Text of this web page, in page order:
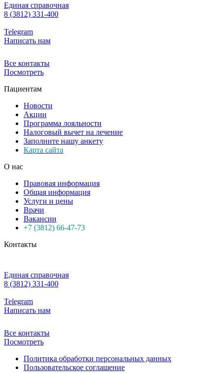
Единая справочная
8 (3812) 331-400
Telegram
Написать нам
Все контакты
Посмотреть
Пациентам
Новости
Акции
Программа лояльности
Налоговый вычет на лечение
Заполните нашу анкету
Карта сайта
О нас
Правовая информация
Общая информация
Услуги и цены
Врачи
Вакансии
+7 (3812) 66-47-73
Контакты
Единая справочная
8 (3812) 331-400
Telegram
Написать нам
Все контакты
Посмотреть
Политика обработки персональных данных
Пользовательское соглашение